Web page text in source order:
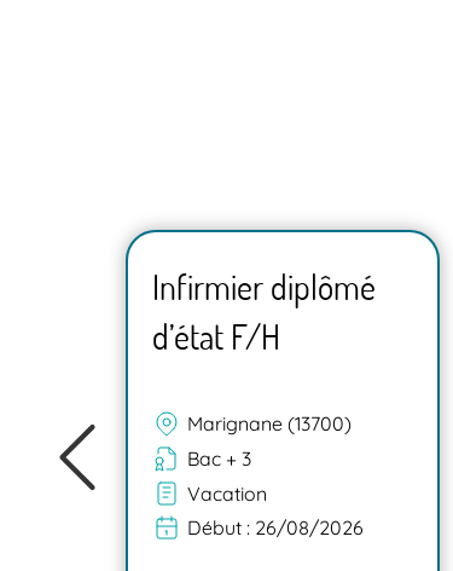
Infirmier diplômé
d’état F/H
Marignane (13700)
Bac + 3
Vacation
Début : 26/08/2026